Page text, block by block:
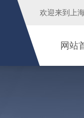
欢迎来到 上
网站